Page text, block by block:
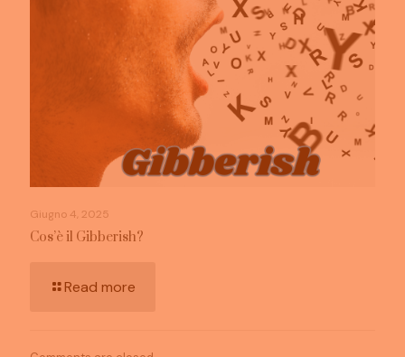
Giugno 4, 2025
Cos’è il Gibberish?
Read more